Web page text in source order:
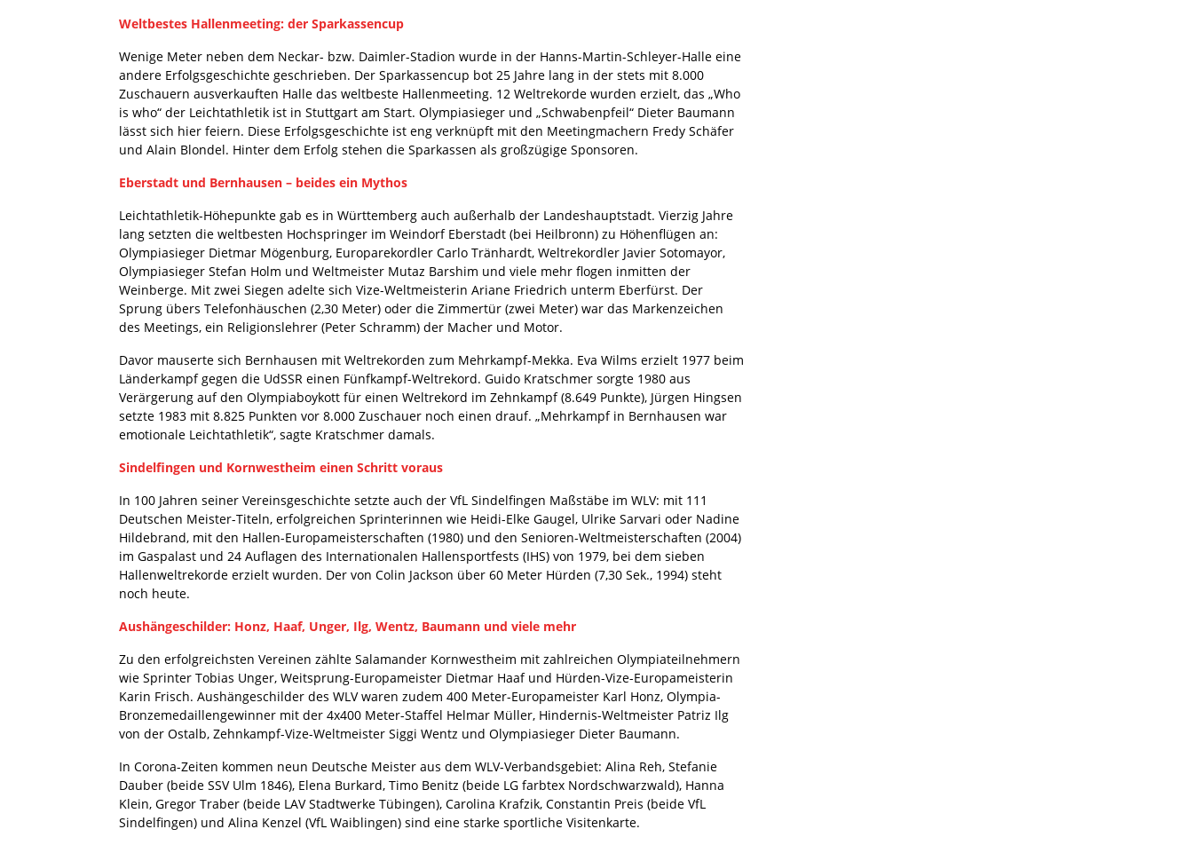
Weltbestes Hallenmeeting: der Sparkassencup
Wenige Meter neben dem Neckar- bzw. Daimler-Stadion wurde in der Hanns-Martin-Schleyer-Halle eine
andere Erfolgsgeschichte geschrieben. Der Sparkassencup bot 25 Jahre lang in der stets mit 8.000
Zuschauern ausverkauften Halle das weltbeste Hallenmeeting. 12 Weltrekorde wurden erzielt, das „Who
is who“ der Leichtathletik ist in Stuttgart am Start. Olympiasieger und „Schwabenpfeil“ Dieter Baumann
lässt sich hier feiern. Diese Erfolgsgeschichte ist eng verknüpft mit den Meetingmachern Fredy Schäfer
und Alain Blondel. Hinter dem Erfolg stehen die Sparkassen als großzügige Sponsoren.
Eberstadt und Bernhausen – beides ein Mythos
Leichtathletik-Höhepunkte gab es in Württemberg auch außerhalb der Landeshauptstadt. Vierzig Jahre
lang setzten die weltbesten Hochspringer im Weindorf Eberstadt (bei Heilbronn) zu Höhenflügen an:
Olympiasieger Dietmar Mögenburg, Europarekordler Carlo Tränhardt, Weltrekordler Javier Sotomayor,
Olympiasieger Stefan Holm und Weltmeister Mutaz Barshim und viele mehr flogen inmitten der
Weinberge. Mit zwei Siegen adelte sich Vize-Weltmeisterin Ariane Friedrich unterm Eberfürst. Der
Sprung übers Telefonhäuschen (2,30 Meter) oder die Zimmertür (zwei Meter) war das Markenzeichen
des Meetings, ein Religionslehrer (Peter Schramm) der Macher und Motor.
Davor mauserte sich Bernhausen mit Weltrekorden zum Mehrkampf-Mekka. Eva Wilms erzielt 1977 beim
Länderkampf gegen die UdSSR einen Fünfkampf-Weltrekord. Guido Kratschmer sorgte 1980 aus
Verärgerung auf den Olympiaboykott für einen Weltrekord im Zehnkampf (8.649 Punkte), Jürgen Hingsen
setzte 1983 mit 8.825 Punkten vor 8.000 Zuschauer noch einen drauf. „Mehrkampf in Bernhausen war
emotionale Leichtathletik“, sagte Kratschmer damals.
Sindelfingen und Kornwestheim einen Schritt voraus
In 100 Jahren seiner Vereinsgeschichte setzte auch der VfL Sindelfingen Maßstäbe im WLV: mit 111
Deutschen Meister-Titeln, erfolgreichen Sprinterinnen wie Heidi-Elke Gaugel, Ulrike Sarvari oder Nadine
Hildebrand, mit den Hallen-Europameisterschaften (1980) und den Senioren-Weltmeisterschaften (2004)
im Gaspalast und 24 Auflagen des Internationalen Hallensportfests (IHS) von 1979, bei dem sieben
Hallenweltrekorde erzielt wurden. Der von Colin Jackson über 60 Meter Hürden (7,30 Sek., 1994) steht
noch heute.
Aushängeschilder: Honz, Haaf, Unger, Ilg, Wentz, Baumann und viele mehr
Zu den erfolgreichsten Vereinen zählte Salamander Kornwestheim mit zahlreichen Olympiateilnehmern
wie Sprinter Tobias Unger, Weitsprung-Europameister Dietmar Haaf und Hürden-Vize-Europameisterin
Karin Frisch. Aushängeschilder des WLV waren zudem 400 Meter-Europameister Karl Honz, Olympia-
Bronzemedaillengewinner mit der 4x400 Meter-Staffel Helmar Müller, Hindernis-Weltmeister Patriz Ilg
von der Ostalb, Zehnkampf-Vize-Weltmeister Siggi Wentz und Olympiasieger Dieter Baumann.
In Corona-Zeiten kommen neun Deutsche Meister aus dem WLV-Verbandsgebiet: Alina Reh, Stefanie
Dauber (beide SSV Ulm 1846), Elena Burkard, Timo Benitz (beide LG farbtex Nordschwarzwald), Hanna
Klein, Gregor Traber (beide LAV Stadtwerke Tübingen), Carolina Krafzik, Constantin Preis (beide VfL
Sindelfingen) und Alina Kenzel (VfL Waiblingen) sind eine starke sportliche Visitenkarte.